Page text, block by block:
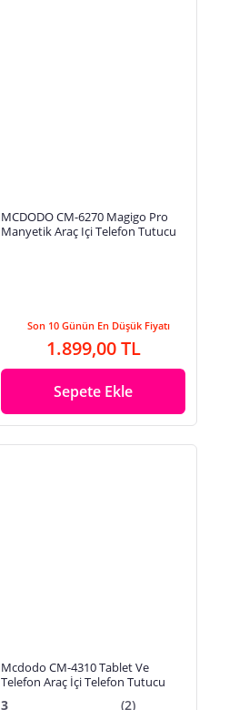
MCDODO CM-6270 Magigo Pro
Manyetik Araç Içi Telefon Tutucu
Son 10 Günün En Düşük Fiyatı
1.899,00 TL
Sepete Ekle
Mcdodo CM-4310 Tablet Ve
Telefon Araç İçi Telefon Tutucu
3 (2)